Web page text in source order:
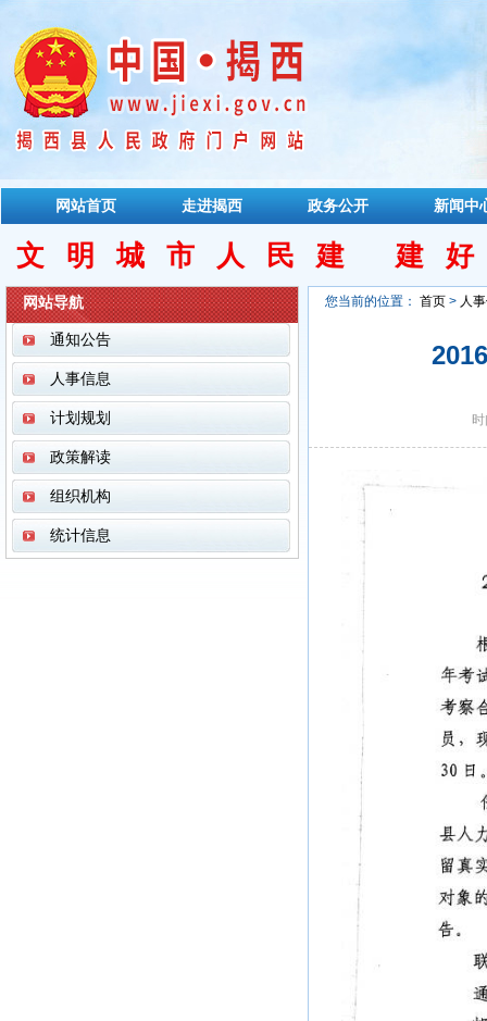
网站首页 走进揭西 政务公开 新闻中
文明城市人民建 建
网站导航
通知公告
人事信息
计划规划
政策解读
组织机构
统计信息
您当前的位置： 首页 > 人